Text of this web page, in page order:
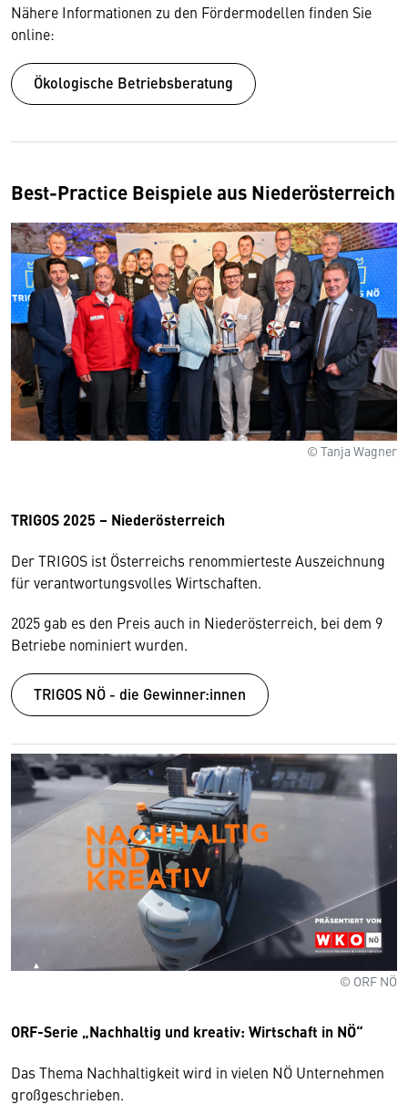
Nähere Informationen zu den Fördermodellen finden Sie
online:
Ökologische Betriebsberatung
Best-Practice Beispiele aus Niederösterreich
© Tanja Wagner
TRIGOS 2025 – Niederösterreich
Der TRIGOS ist Österreichs renommierteste Auszeichnung
für verantwortungsvolles Wirtschaften.
2025 gab es den Preis auch in Niederösterreich, bei dem 9
Betriebe nominiert wurden.
TRIGOS NÖ - die Gewinner:innen
© ORF NÖ
ORF-Serie „Nachhaltig und kreativ: Wirtschaft in NÖ“
Das Thema Nachhaltigkeit wird in vielen NÖ Unternehmen
großgeschrieben.